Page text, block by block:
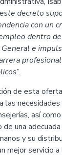
este decreto
con un
dentro
e
”.
de esta
las
así
una
y su
mejor servicio a